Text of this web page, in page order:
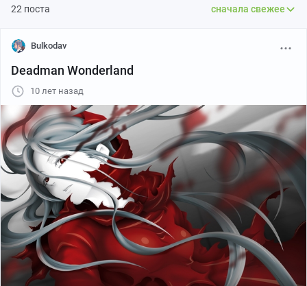
22 поста сначала свежее
Bulkodav
Deadman Wonderland
10 лет назад